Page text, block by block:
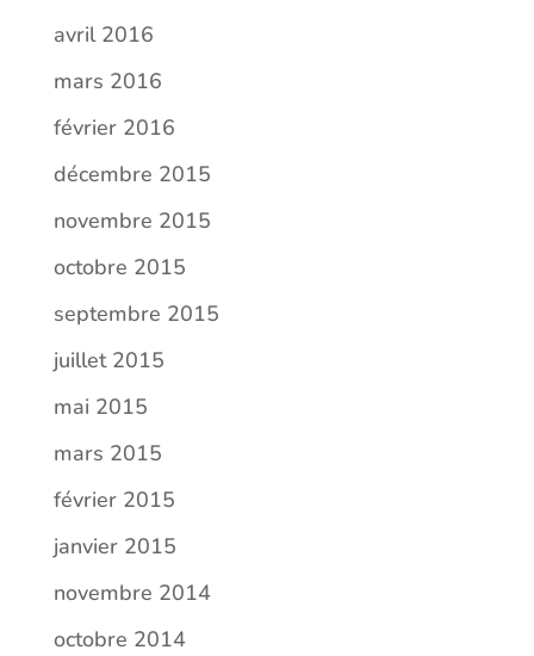
avril 2016
mars 2016
février 2016
décembre 2015
novembre 2015
octobre 2015
septembre 2015
juillet 2015
mai 2015
mars 2015
février 2015
janvier 2015
novembre 2014
octobre 2014